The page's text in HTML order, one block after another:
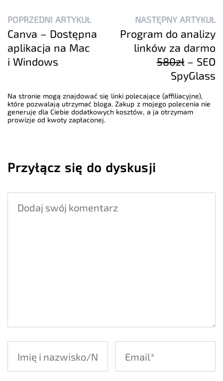
POPRZEDNI ARTYKUŁ
Canva – Dostępna
aplikacja na Mac
i Windows
NASTĘPNY ARTYKUŁ
Program do analizy
linków za darmo
580zł– SEO
SpyGlass
Na stronie mogą znajdować się linki polecające (affiliacyjne),
które pozwalają utrzymać bloga. Zakup z mojego polecenia nie
generuje dla Ciebie dodatkowych kosztów, a ja otrzymam
prowizje od kwoty zapłaconej.
Przyłącz się do dyskusji